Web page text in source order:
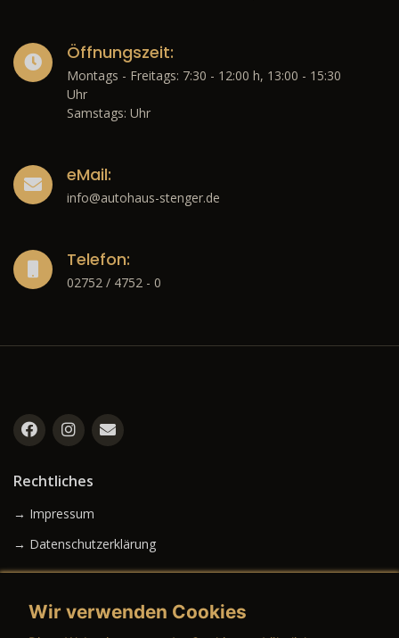
Öffnungszeit:
Montags - Freitags: 7:30 - 12:00 h, 13:00 - 15:30
Uhr
Samstags: Uhr
eMail:
info@autohaus-stenger.de
Telefon:
02752 / 4752 - 0
Rechtliches
→ Impressum
→ Datenschutzerklärung
Wir verwenden Cookies